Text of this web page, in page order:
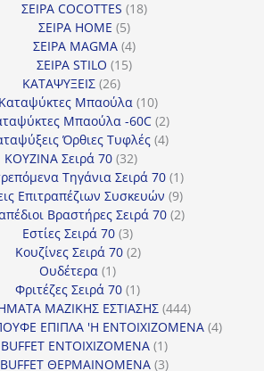
προϊόντα
ΣΕΙΡΑ COCOTTES 1818
ΣΕΙΡΑ HOME 55
προϊόντα
ΣΕΙΡΑ MAGMA 44
προϊόντα
ΣΕΙΡΑ STILO 1515
ΚΑΤΑΨΥΞΕΙΣ 2626
προϊόντα
Καταψύκτες Μπαούλα 1010
προϊόντα
Μπαούλα -60C 22
προϊόντα
Όρθιες Τυφλές 44
ΚΟΥΖΙΝΑ Σειρά 70 3232
προϊόντα
Τηγάνια Σειρά 70 11
προϊόν
Επιτραπέζιων Συσκευών 99
προϊόντα
Βραστήρες Σειρά 70 22
Εστίες Σειρά 70 33
προϊόντα
Κουζίνες Σειρά 70 22
Ουδέτερα 11
προϊόν
Φριτέζες Σειρά 70 11
προϊόν
ΜΑΖΙΚΗΣ ΕΣΤΙΑΣΗΣ 444444
προϊόντα
ΕΠΙΠΛΑ 'Η ΕΝΤΟΙΧΙΖΟΜΕΝΑ 44
BUFFET ΕΝΤΟΙΧΙΖΟΜΕΝΑ 11
προϊόν
BUFFET ΘΕΡΜΑΙΝΟΜΕΝΑ 33